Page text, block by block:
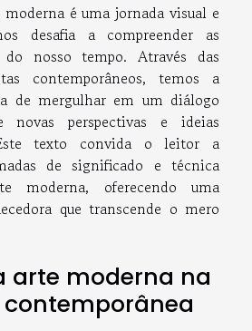
é uma jornada visual e
desafia a compreender as
nosso tempo. Através das
contemporâneos, temos a
de mergulhar em um diálogo
novas perspectivas e ideias
texto convida o leitor a
de significado e técnica
moderna, oferecendo uma
que transcende o mero
arte moderna na